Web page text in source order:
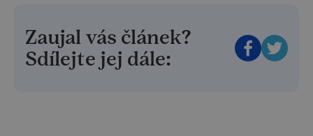
Zaujal vás článek?
Sdílejte jej dále: